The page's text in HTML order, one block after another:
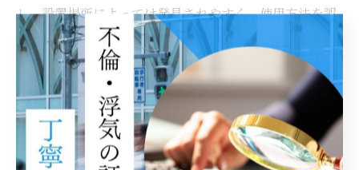
し、設置場所によっては発見されやすく、使用方法を誤
ると違法行為となるリスクもあるため、法的観点からも
慎重な選択が求められます。
小型GPSとアプリの違いを理解しよう
項目 小型GPS端末
GPSアプリ